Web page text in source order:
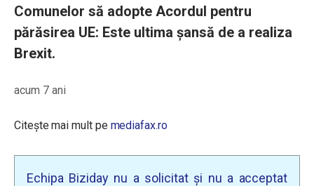
Comunelor să adopte Acordul pentru
părăsirea UE: Este ultima șansă de a realiza
Brexit.
acum 7 ani
Citește mai mult pe mediafax.ro
Echipa Biziday nu a solicitat și nu a acceptat